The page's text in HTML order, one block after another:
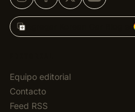
Agregar Korean Car Blog en
Equipo editorial
Contacto
Feed RSS